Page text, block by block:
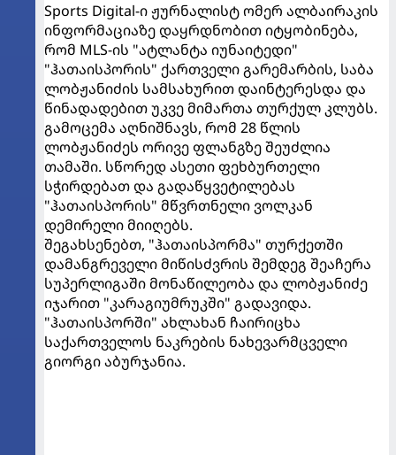
Sports Digital-ი ჟურნალისტ ომერ ალბაირაკის
ინფორმაციაზე დაყრდნობით იტყობინება,
რომ MLS-ის "ატლანტა იუნაიტედი"
"ჰათაისპორის" ქართველი გარემარბის, საბა
ლობჟანიძის სამსახურით დაინტერესდა და
წინადადებით უკვე მიმართა თურქულ კლუბს.
გამოცემა აღნიშნავს, რომ 28 წლის
ლობჟანიძეს ორივე ფლანგზე შეუძლია
თამაში. სწორედ ასეთი ფეხბურთელი
სჭირდებათ და გადაწყვეტილებას
"ჰათაისპორის" მწვრთნელი ვოლკან
დემირელი მიიღებს.
შეგახსენებთ, "ჰათაისპორმა" თურქეთში
დამანგრეველი მიწისძვრის შემდეგ შეაჩერა
სუპერლიგაში მონაწილეობა და ლობჟანიძე
იჯარით "კარაგიუმრუკში" გადავიდა.
"ჰათაისპორში" ახლახან ჩაირიცხა
საქართველოს ნაკრების ნახევარმცველი
გიორგი აბურჯანია.